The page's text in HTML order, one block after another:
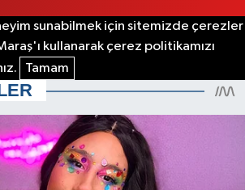
sunabilmek için sitemizde çerezler
kullanarak çerez politikamızı
Tamam